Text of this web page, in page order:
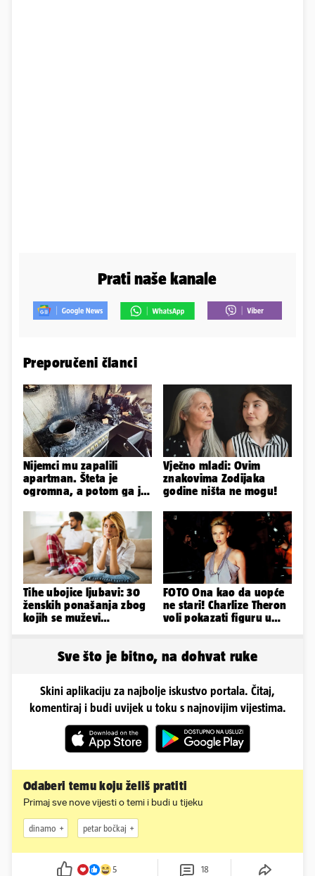
Prati naše kanale
Preporučeni članci
Nijemci mu zapalili
apartman. Šteta je
ogromna, a potom ga je
Bookinga
Vječno mladi: Ovim
znakovima Zodijaka
godine ništa ne mogu!
Tihe ubojice ljubavi: 30
ženskih ponašanja zbog
kojih se muževi
FOTO Ona kao da uopće
ne stari! Charlize Theron
voli pokazati figuru u
Sve što je bitno, na dohvat ruke
Skini aplikaciju za najbolje iskustvo portala. Čitaj,
komentiraj i budi uvijek u toku s najnovijim vijestima.
Odaberi temu koju želiš pratiti
Primaj sve nove vijesti o temi i budi u tijeku
dinamo petar bočkaj
5 18